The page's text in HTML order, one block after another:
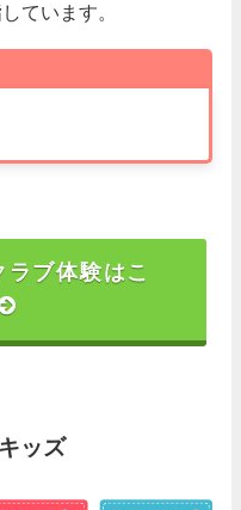
ています。
ラブ体験はこ
ッズ